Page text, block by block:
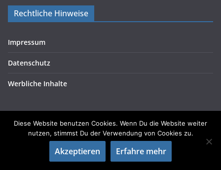
Rechtliche Hinweise
Impressum
Datenschutz
Werbliche Inhalte
Copyright © 2026tricolors. Alle Rechte vorbehalten.
ColorMagvon ThemeGrill. Präsentiert von
Diese Website benutzen Cookies. Wenn Du die Website weiter
nutzen, stimmst Du der Verwendung von Cookies zu.
Akzeptieren Erfahre mehr